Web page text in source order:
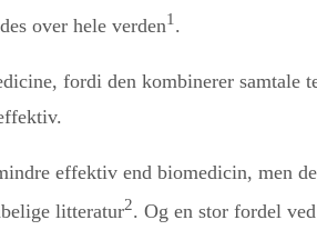
over hele verden1.
fordi den kombinerer samtale
effektiv end biomedicin, men
litteratur2. Og en stor fordel